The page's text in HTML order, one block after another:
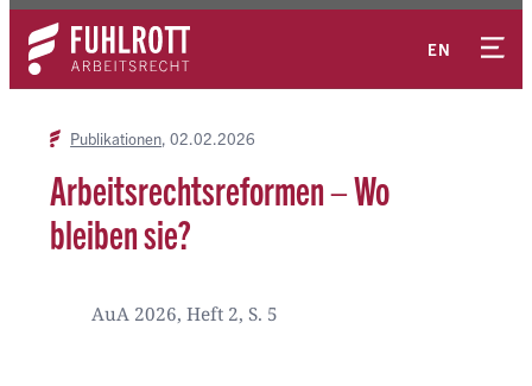
Zum
Inhalt
springen
EN
Kontakt
Publikationen 02.02.2026
Arbeitsrechtsreformen – Wo
bleiben sie?
AuA 2026, Heft 2, S. 5